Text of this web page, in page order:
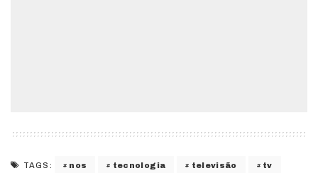
TAGS: nos tecnologia televisão tv